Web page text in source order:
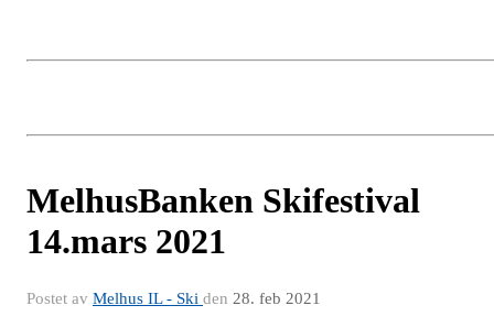
MelhusBanken Skifestival
14.mars 2021
Postet av Melhus IL - Ski den 28. feb 2021